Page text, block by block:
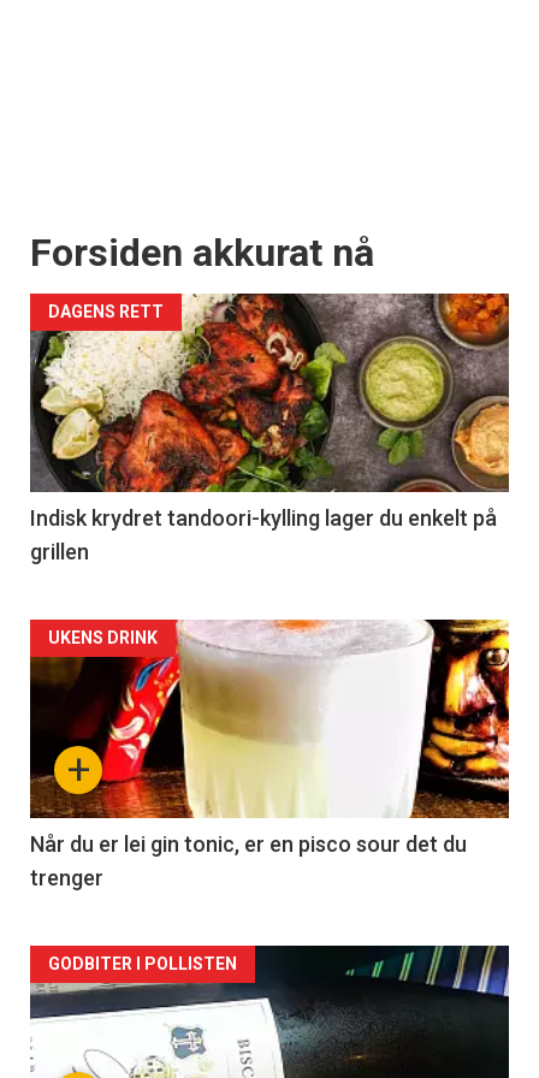
Forsiden akkurat nå
DAGENS RETT
Indisk krydret tandoori-kylling lager du enkelt på
grillen
Forsiden
akkurat
nå
-
2
+
UKENS DRINK
Når du er lei gin tonic, er en pisco sour det du
trenger
Forsiden
akkurat
GODBITER I POLLISTEN